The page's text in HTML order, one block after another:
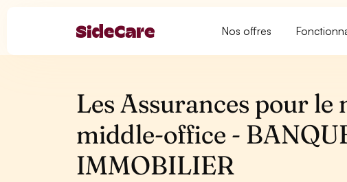
Nos offres
Les Assurances pour le
middle-office -
IMMOBILIER